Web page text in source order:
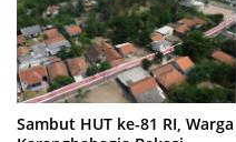
Sambut HUT ke-81 RI, Warga